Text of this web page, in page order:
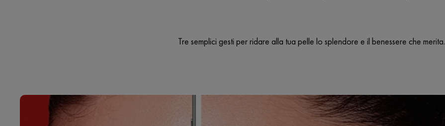
Tre semplici gesti per ridare alla tua pelle lo splendore e il benessere che merita.